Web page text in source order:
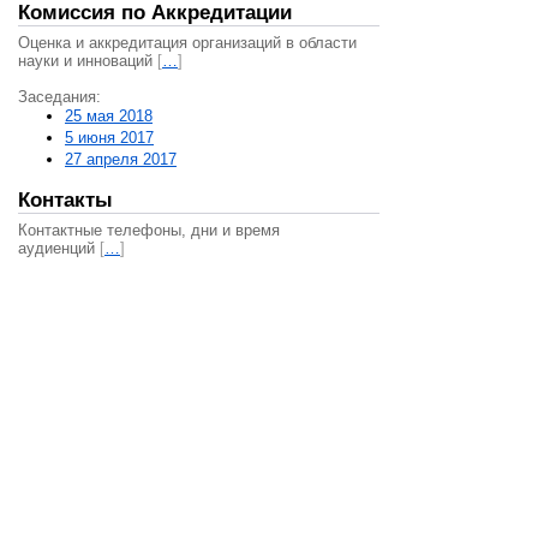
Комиссия по Аккредитации
Оценка и аккредитация организаций в области
науки и инноваций […]
Заседания:
25 мая 2018
5 июня 2017
27 апреля 2017
Контакты
Контактные телефоны, дни и время
аудиенций […]